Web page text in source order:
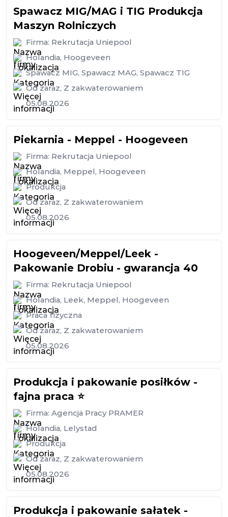
Spawacz MIG/MAG i TIG Produkcja
Maszyn Rolniczych
Firma: Rekrutacja Uniepool
Holandia, Hoogeveen
Spawacz MIG, Spawacz MAG, Spawacz TIG
Od zaraz, Z zakwaterowaniem
05.08.2026
Piekarnia - Meppel - Hoogeveen
Firma: Rekrutacja Uniepool
Holandia, Meppel, Hoogeveen
Produkcja
Od zaraz, Z zakwaterowaniem
05.08.2026
Hoogeveen/Meppel/Leek -
Pakowanie Drobiu - gwarancja 40
Firma: Rekrutacja Uniepool
Holandia, Leek, Meppel, Hoogeveen
Praca fizyczna
Od zaraz, Z zakwaterowaniem
05.08.2026
Produkcja i pakowanie posiłków -
fajna praca ⭐️
Firma: Agencja Pracy PRAMER
Holandia, Lelystad
Produkcja
Od zaraz, Z zakwaterowaniem
05.08.2026
Produkcja i pakowanie sałatek -